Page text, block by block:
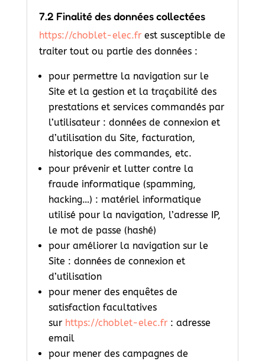
7.2 Finalité des données collectées
https://choblet-elec.fr est susceptible de
traiter tout ou partie des données :
pour permettre la navigation sur le
Site et la gestion et la traçabilité des
prestations et services commandés par
l’utilisateur : données de connexion et
d’utilisation du Site, facturation,
historique des commandes, etc.
pour prévenir et lutter contre la
fraude informatique (spamming,
hacking…) : matériel informatique
utilisé pour la navigation, l’adresse IP,
le mot de passe (hashé)
pour améliorer la navigation sur le
Site : données de connexion et
d’utilisation
pour mener des enquêtes de
satisfaction facultatives
sur https://choblet-elec.fr : adresse
email
pour mener des campagnes de